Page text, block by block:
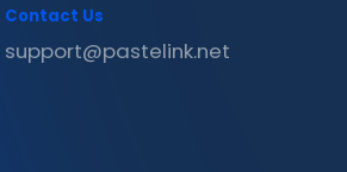
Contact Us
support@pastelink.net